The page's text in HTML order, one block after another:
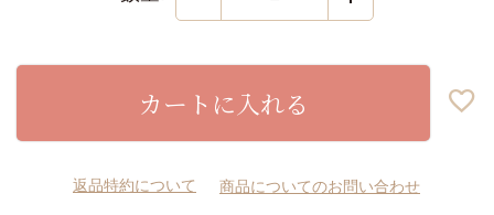
カートに入れる
返品特約について 商品についてのお問い合わせ